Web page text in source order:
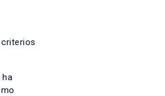
ha